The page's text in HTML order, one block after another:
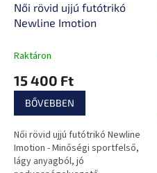
Női rövid ujjú futótrikó
Newline Imotion
Raktáron
15 400 Ft
BŐVEBBEN
Női rövid ujjú futótrikó Newline
Imotion - Minőségi sportfelső,
lágy anyagból, jó